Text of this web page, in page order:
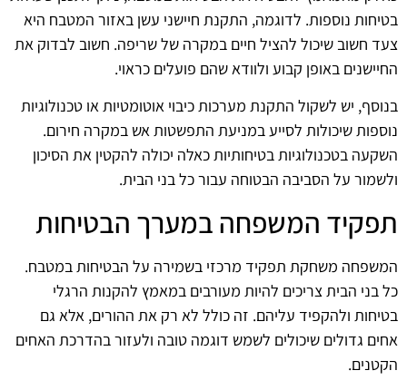
בטיחות נוספות. לדוגמה, התקנת חיישני עשן באזור המטבח היא
צעד חשוב שיכול להציל חיים במקרה של שריפה. חשוב לבדוק את
החיישנים באופן קבוע ולוודא שהם פועלים כראוי.
בנוסף, יש לשקול התקנת מערכות כיבוי אוטומטיות או טכנולוגיות
נוספות שיכולות לסייע במניעת התפשטות אש במקרה חירום.
השקעה בטכנולוגיות בטיחותיות כאלה יכולה להקטין את הסיכון
ולשמור על הסביבה הבטוחה עבור כל בני הבית.
תפקיד המשפחה במערך הבטיחות
המשפחה משחקת תפקיד מרכזי בשמירה על הבטיחות במטבח.
כל בני הבית צריכים להיות מעורבים במאמץ להקנות הרגלי
בטיחות ולהקפיד עליהם. זה כולל לא רק את ההורים, אלא גם
אחים גדולים שיכולים לשמש דוגמה טובה ולעזור בהדרכת האחים
הקטנים.